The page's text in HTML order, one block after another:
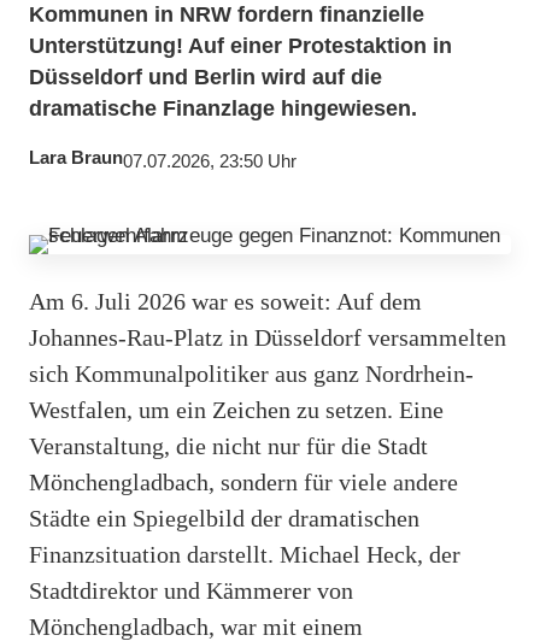
Kommunen in NRW fordern finanzielle
Unterstützung! Auf einer Protestaktion in
Düsseldorf und Berlin wird auf die
dramatische Finanzlage hingewiesen.
Lara Braun07.07.2026, 23:50 Uhr
Am 6. Juli 2026 war es soweit: Auf dem
Johannes-Rau-Platz in Düsseldorf versammelten
sich Kommunalpolitiker aus ganz Nordrhein-
Westfalen, um ein Zeichen zu setzen. Eine
Veranstaltung, die nicht nur für die Stadt
Mönchengladbach, sondern für viele andere
Städte ein Spiegelbild der dramatischen
Finanzsituation darstellt. Michael Heck, der
Stadtdirektor und Kämmerer von
Mönchengladbach, war mit einem